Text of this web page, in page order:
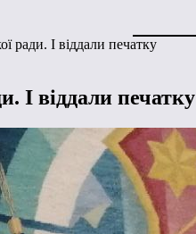
ради. І віддали печатку
І віддали печатку